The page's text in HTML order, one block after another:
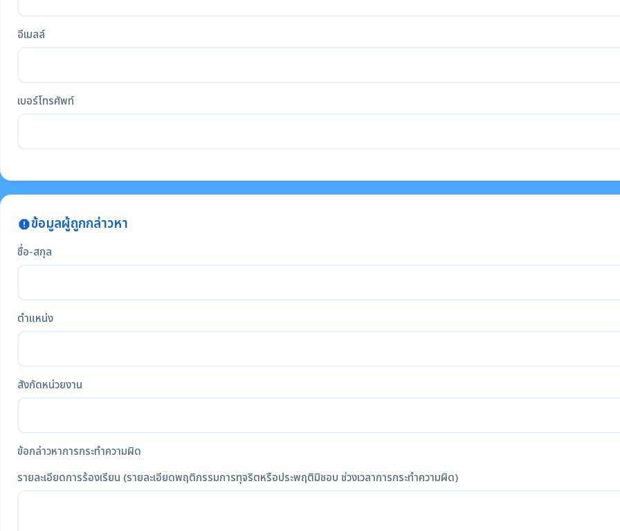
อีเมลล์
เบอร์โทรศัพท์
reportข้อมูลผู้ถูกกล่าวหา
ชื่อ-สกุล
ตำแหน่ง
สังกัดหน่วยงาน
ข้อกล่าวหาการกระทำความผิด
รายละเอียดการร้องเรียน (รายละเอียดพฤติกรรมการทุจริตหรือประพฤติมิชอบ ช่วงเวลาการกระทำความผิด)